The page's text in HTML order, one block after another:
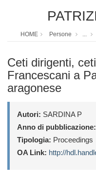
HOME Persone ...
Ceti dirigenti,
Francescani a
aragonese
Autori: SARDINA P
Anno di pubblicazione:
Tipologia: Proceedings
OA Link: http://